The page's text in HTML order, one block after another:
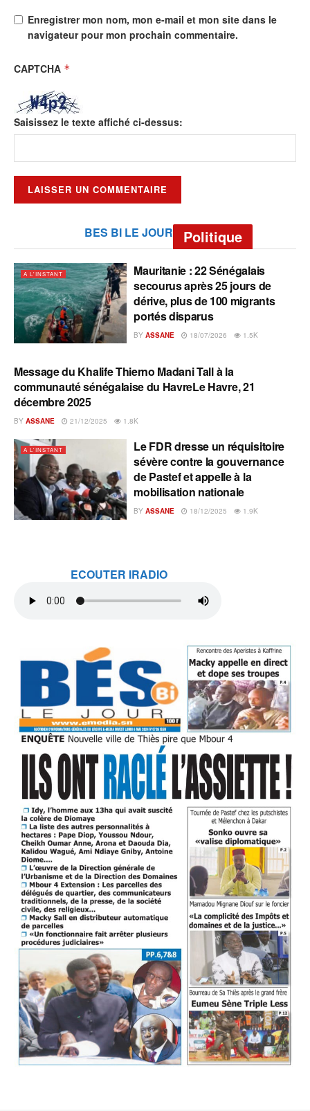
Enregistrer mon nom, mon e-mail et mon site dans le
navigateur pour mon prochain commentaire.
CAPTCHA *
Saisissez le texte affiché ci-dessus:
BES BI LE JOUR Politique
A L'INSTANT
Mauritanie : 22 Sénégalais
secourus après 25 jours de
dérive, plus de 100 migrants
portés disparus
BY ASSANE 18/07/2026 1.5K
A L'INSTANT
Message du Khalife Thierno Madani Tall à la
communauté sénégalaise du HavreLe Havre, 21
décembre 2025
BY ASSANE 21/12/2025 1.8K
A L'INSTANT
Le FDR dresse un réquisitoire
sévère contre la gouvernance
de Pastef et appelle à la
mobilisation nationale
BY ASSANE 18/12/2025 1.9K
ECOUTER IRADIO